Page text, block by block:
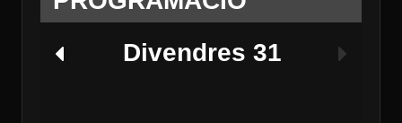
Divendres 31